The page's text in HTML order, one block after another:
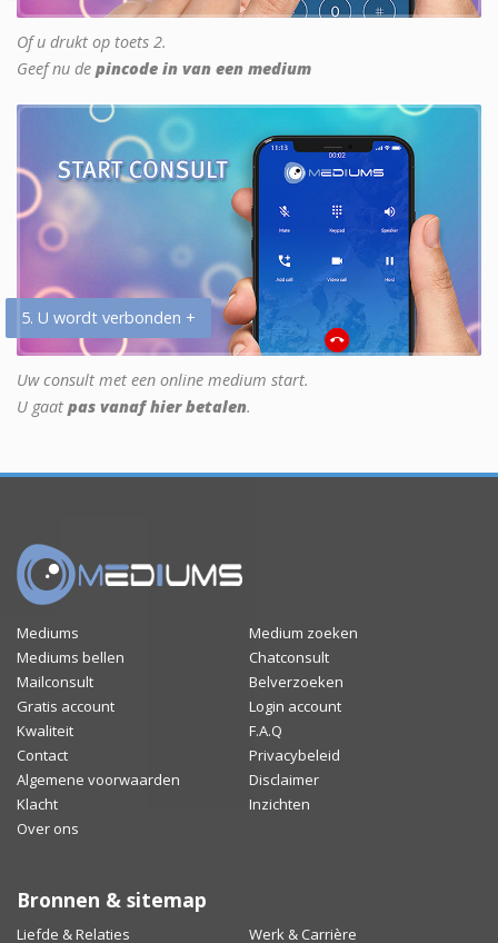
Of u drukt op toets 2.
Geef nu de pincode in van een medium
5. U wordt verbonden +
Uw consult met een online medium start.
U gaat pas vanaf hier betalen.
Mediums
Medium zoeken
Mediums bellen
Chatconsult
Mailconsult
Belverzoeken
Gratis account
Login account
Kwaliteit
F.A.Q
Contact
Privacybeleid
Algemene voorwaarden
Disclaimer
Klacht
Inzichten
Over ons
Bronnen & sitemap
Liefde & Relaties Werk & Carrière